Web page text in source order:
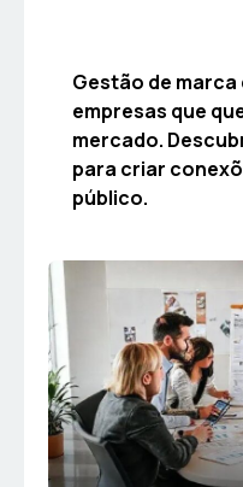
Gestão de
empresas que
mercado.
para criar
público.